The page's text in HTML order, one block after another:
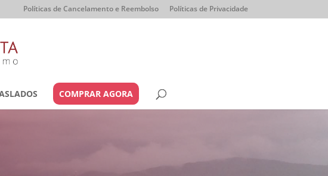
Políticas de Cancelamento e Reembolso Políticas de Privacidade
COMPRAR AGORA